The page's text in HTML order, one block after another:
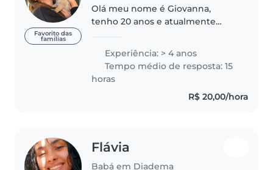
Favorito das
famílias
Olá meu nome é Giovanna,
tenho 20 anos e atualmente
de ensino maple bear. Comecei
minha paixão por crianças
quando tinha 13 anos de idade,
pois sempre..
Experiência: > 4 anos
Tempo médio de resposta: 15
horas
R$ 20,00/hora
Flávia
Babá em Diadema